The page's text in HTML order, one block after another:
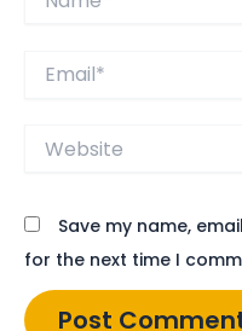
Website
Save my name,
for the next time I